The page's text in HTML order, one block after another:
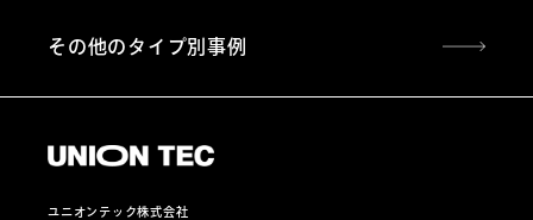
その他のタイプ別事例
ユニオンテック株式会社